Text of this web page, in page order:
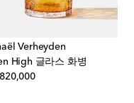
Verheyden
High 글라스 화병
original price